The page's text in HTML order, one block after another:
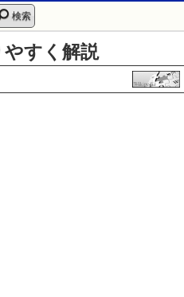
検索
すく解説